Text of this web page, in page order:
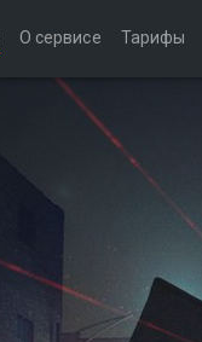
О сервисе Тарифы